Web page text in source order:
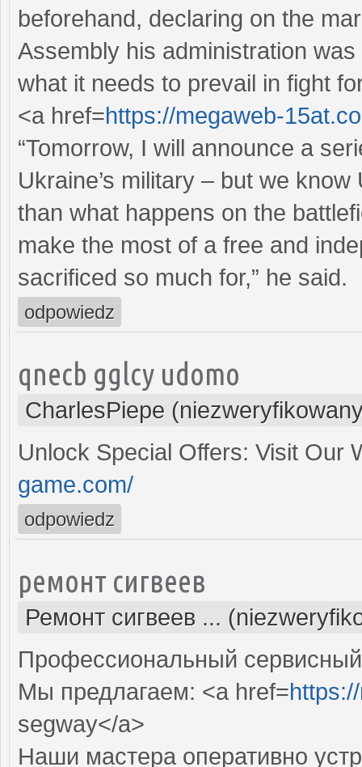
beforehand, declaring on the
Assembly his administration
what it needs to prevail in fight
<a href=https://megaweb-
“Tomorrow, I will announce a
Ukraine’s military – but we
than what happens on the
make the most of a free and
sacrificed so much for,” he said.
odpowiedz
qnecb gglcy udomo
CharlesPiepe
Unlock Special Offers: Visit Our
game.com/
odpowiedz
ремонт сигвеев
Ремонт сигвеев ...
Профессиональный
Мы предлагаем: <a href=
segway</a>
Наши мастера оперативно